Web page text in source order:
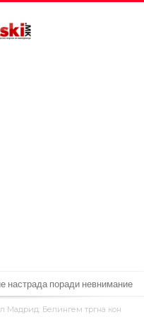
од Арсенал
е да се работи со Мурињо:
Мадрид: Белингем тргна кон